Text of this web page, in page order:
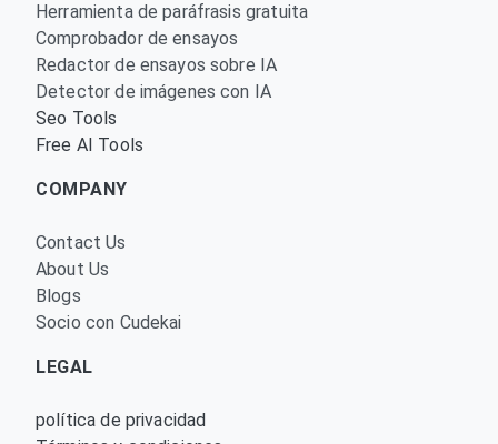
Herramienta de paráfrasis gratuita
Comprobador de ensayos
Redactor de ensayos sobre IA
Detector de imágenes con IA
Seo Tools
Free AI Tools
COMPANY
Contact Us
About Us
Blogs
Socio con Cudekai
LEGAL
política de privacidad